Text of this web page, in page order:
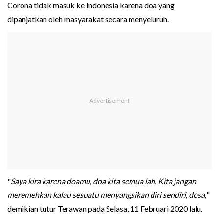
Corona tidak masuk ke Indonesia karena doa yang
dipanjatkan oleh masyarakat secara menyeluruh.
"Saya kira karena doamu, doa kita semua lah. Kita jangan
meremehkan kalau sesuatu menyangsikan diri sendiri, dosa,"
demikian tutur Terawan pada Selasa, 11 Februari 2020 lalu.